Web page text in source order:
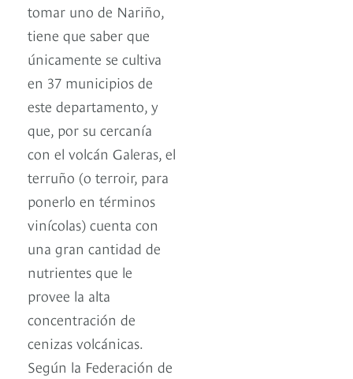
tomar uno de Nariño,
tiene que saber que
únicamente se cultiva
en 37 municipios de
este departamento, y
que, por su cercanía
con el volcán Galeras, el
terruño (o terroir, para
ponerlo en términos
vinícolas) cuenta con
una gran cantidad de
nutrientes que le
provee la alta
concentración de
cenizas volcánicas.
Según la Federación de